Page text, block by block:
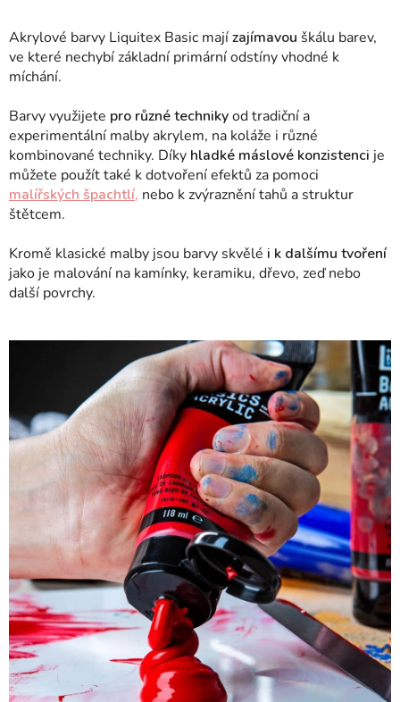
Akrylové barvy Liquitex Basic majízajímavou škálu barev,
ve které nechybí základní primární odstíny vhodné k
míchání.
Barvy využijete pro různé technikyod tradiční a
experimentální malby akrylem, na koláže i různé
kombinované techniky. Díky hladké máslové konzistenci je
můžete použít také k dotvoření efektů za pomoci
malířských špachtlí, nebo k zvýraznění tahů a struktur
štětcem.
Kromě klasické malby jsou barvy skvělé i k dalšímu tvoření
jako je malování na kamínky, keramiku, dřevo, zeď nebo
další povrchy.